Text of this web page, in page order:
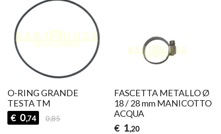
O-RING GRANDE
TESTA TM
€ 0,74 0,85
FASCETTA METALLO Ø
18 / 28 mm MANICOTTO
ACQUA
€ 1,20